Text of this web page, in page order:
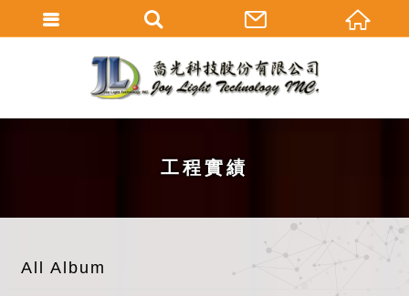
工程實績
All Album